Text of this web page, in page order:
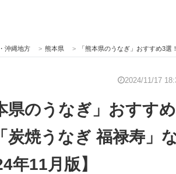
企業向けIT製品の総合サイト
沖縄地方 > 熊本県 > 「熊本県のうなぎ」おすすめ3選！ 「鰻の
2024/11/17
県のうなぎ」おすす
炭焼うなぎ 福禄寿」
年11月版】